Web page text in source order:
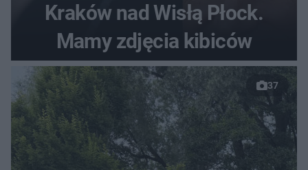
Kraków nad Wisłą Płock.
Mamy zdjęcia kibiców
37